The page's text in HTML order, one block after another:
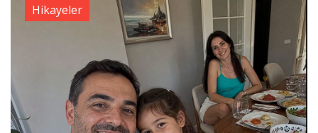
Hikayeler